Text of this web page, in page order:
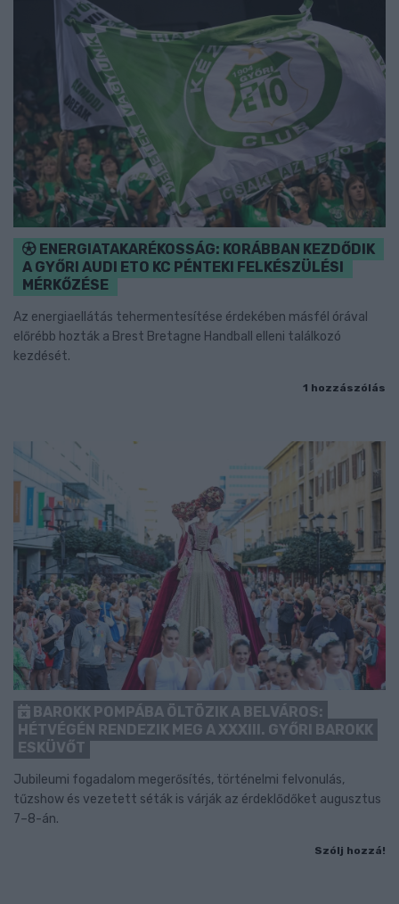
ENERGIATAKARÉKOSSÁG: KORÁBBAN KEZDŐDIK
A GYŐRI AUDI ETO KC PÉNTEKI FELKÉSZÜLÉSI
MÉRKŐZÉSE
Az energiaellátás tehermentesítése érdekében másfél órával
előrébb hozták a Brest Bretagne Handball elleni találkozó
kezdését.
1 hozzászólás
BAROKK POMPÁBA ÖLTÖZIK A BELVÁROS:
HÉTVÉGÉN RENDEZIK MEG A XXXIII. GYŐRI BAROKK
ESKÜVŐT
Jubileumi fogadalom megerősítés, történelmi felvonulás,
tűzshow és vezetett séták is várják az érdeklődőket augusztus
7–8-án.
Szólj hozzá!